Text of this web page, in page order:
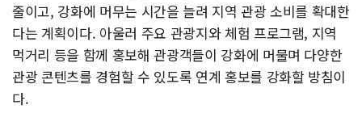
줄이고, 강화에 머무는 시간을 늘려 지역 관광 소비를 확대한
다는 계획이다. 아울러 주요 관광지와 체험 프로그램, 지역
먹거리 등을 함께 홍보해 관광객들이 강화에 머물며 다양한
관광 콘텐츠를 경험할 수 있도록 연계 홍보를 강화할 방침이
다.